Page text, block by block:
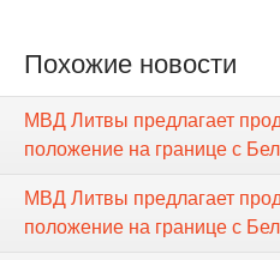
Похожие новости
МВД Литвы предлагает
положение на границе с
МВД Литвы предлагает
положение на границе с